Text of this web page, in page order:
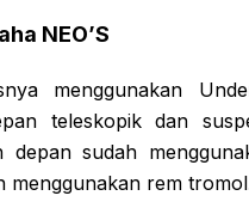
NEO’S
menggunakan
teleskopik dan
depan sudah
menggunakan rem